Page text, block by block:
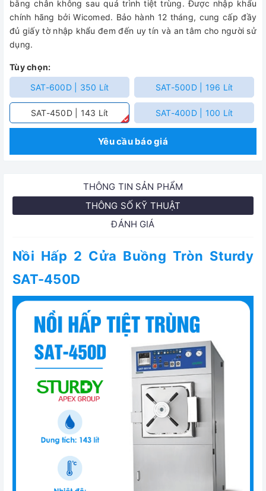
bằng chân không sau quá trình tiệt trùng. Được nhập khẩu
chính hãng bởi Wicomed. Bảo hành 12 tháng, cung cấp đầy
đủ giấy tờ nhập khẩu đem đến uy tín và an tâm cho người sử
dụng.
Tùy chọn:
SAT-600D | 350 Lít
SAT-500D | 196 Lít
SAT-450D | 143 Lít SAT-400D | 100 Lít
Yêu cầu báo giá
THÔNG TIN SẢN PHẨM
THÔNG SỐ KỸ THUẬT
ĐÁNH GIÁ
Nồi Hấp 2 Cửa Buồng Tròn Sturdy
SAT-450D